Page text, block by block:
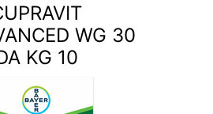
WG 30
KG 10